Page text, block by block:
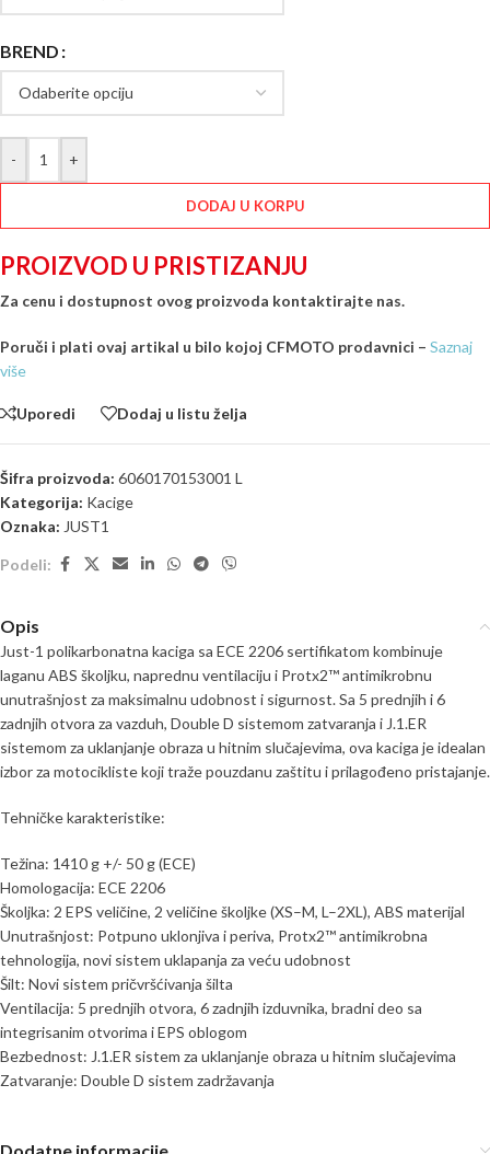
BREND
- +
DODAJ U KORPU
PROIZVOD U PRISTIZANJU
Za cenu i dostupnost ovog proizvoda kontaktirajte nas.
Poruči i plati ovaj artikal u bilo kojoj CFMOTO prodavnici – Saznaj
više
Uporedi Dodaj u listu želja
Šifra proizvoda: 6060170153001 L
Kategorija: Kacige
Oznaka: JUST1
Podeli:
Opis
Just-1 polikarbonatna kaciga sa ECE 2206 sertifikatom kombinuje
laganu ABS školjku, naprednu ventilaciju i Protx2™ antimikrobnu
unutrašnjost za maksimalnu udobnost i sigurnost. Sa 5 prednjih i 6
zadnjih otvora za vazduh, Double D sistemom zatvaranja i J.1.ER
sistemom za uklanjanje obraza u hitnim slučajevima, ova kaciga je idealan
izbor za motocikliste koji traže pouzdanu zaštitu i prilagođeno pristajanje.
Tehničke karakteristike:
Težina: 1410 g +/- 50 g (ECE)
Homologacija: ECE 2206
Školjka: 2 EPS veličine, 2 veličine školjke (XS–M, L–2XL), ABS materijal
Unutrašnjost: Potpuno uklonjiva i periva, Protx2™ antimikrobna
tehnologija, novi sistem uklapanja za veću udobnost
Šilt: Novi sistem pričvršćivanja šilta
Ventilacija: 5 prednjih otvora, 6 zadnjih izduvnika, bradni deo sa
integrisanim otvorima i EPS oblogom
Bezbednost: J.1.ER sistem za uklanjanje obraza u hitnim slučajevima
Zatvaranje: Double D sistem zadržavanja